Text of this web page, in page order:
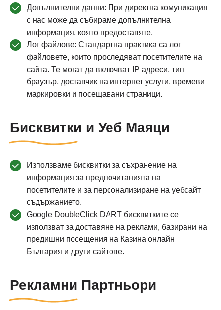
Допълнителни данни: При директна комуникация
с нас може да събираме допълнителна
информация, която предоставяте.
Лог файлове: Стандартна практика са лог
файловете, които проследяват посетителите на
сайта. Те могат да включват IP адреси, тип
браузър, доставчик на интернет услуги, времеви
маркировки и посещавани страници.
Бисквитки и Уеб Маяци
Използваме бисквитки за съхранение на
информация за предпочитанията на
посетителите и за персонализиране на уебсайт
съдържанието.
Google DoubleClick DART бисквитките се
използват за доставяне на реклами, базирани на
предишни посещения на Казина онлайн
България и други сайтове.
Рекламни Партньори